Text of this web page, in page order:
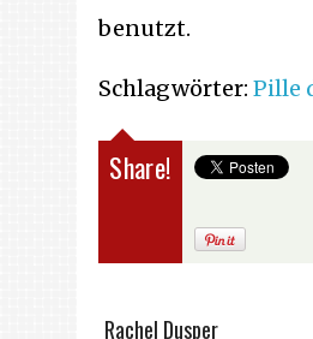
benutzt.
Schlagwörter: Pille
Share!
Rachel Dusper